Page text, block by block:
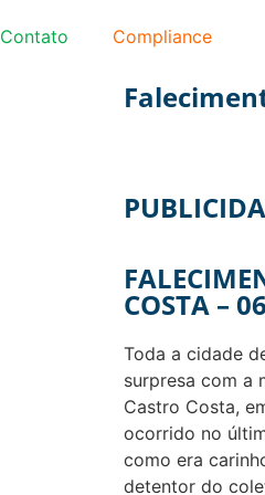
Contato Compliance
COSTA –
Toda a cidade
surpresa com a
Castro Costa,
ocorrido no
como era
detentor do